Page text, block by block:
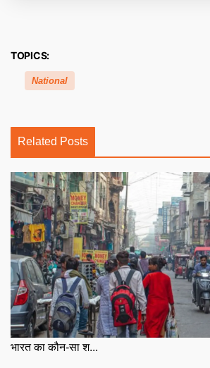
TOPICS:
National
Related Posts
भारत का कौन-सा श...